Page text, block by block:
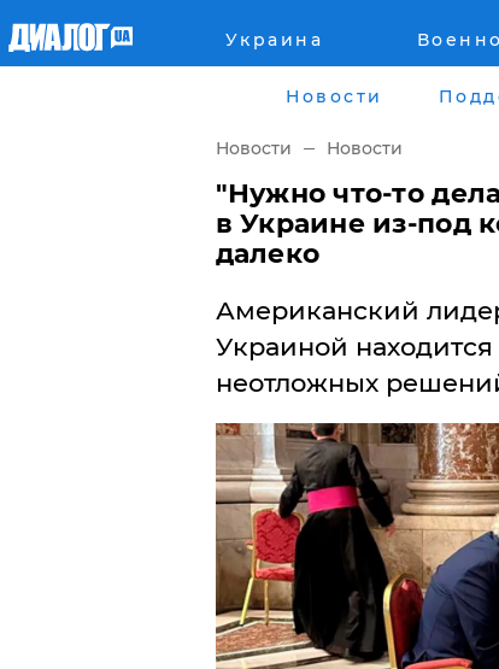
Украина
Военное обозрение
Наука и Техника
Города
Луганск
Киев
Харьков
Днепр
Львов
Одесса
Новости
Новости Новости
"Нужно что-то
в Украине из-под
далеко
Американский
Украиной
неотложных